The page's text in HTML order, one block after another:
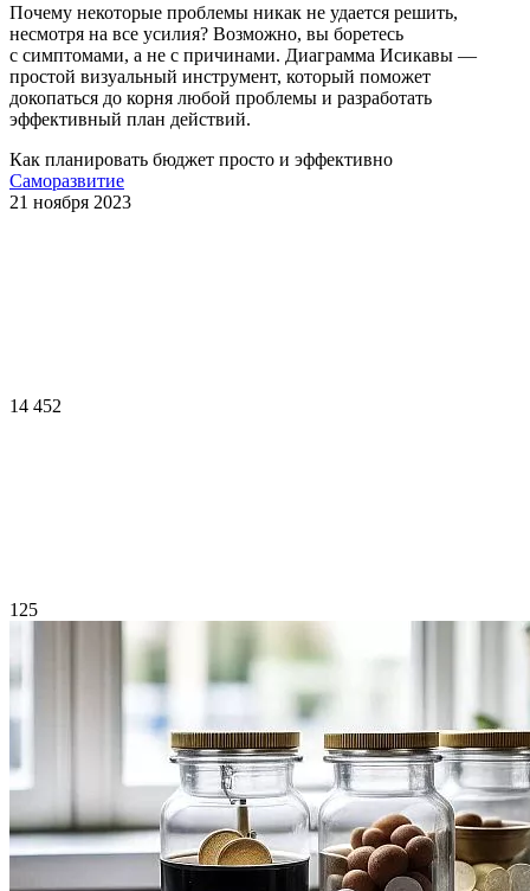
Почему некоторые проблемы никак не удается решить,
несмотря на все усилия? Возможно, вы боретесь
с симптомами, а не с причинами. Диаграмма Исикавы —
простой визуальный инструмент, который поможет
докопаться до корня любой проблемы и разработать
эффективный план действий.
Как планировать бюджет просто и эффективно
Саморазвитие
21 ноября 2023
14 452
125